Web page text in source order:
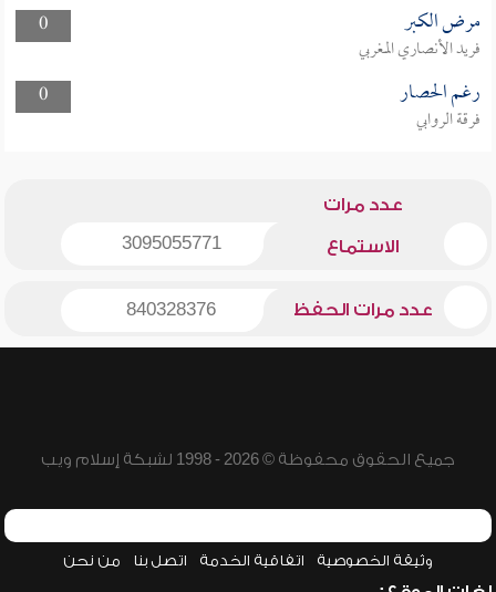
0
مرض الكبر
فريد الأنصاري المغربي
0
رغم الحصار
فرقة الروابي
عدد مرات
الاستماع 3095055771
عدد مرات الحفظ 840328376
جميع الحقوق محفوظة © 2026 - 1998 لشبكة إسلام ويب
وثيقة الخصوصية اتفاقية الخدمة اتصل بنا من نحن